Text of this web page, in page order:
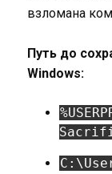
взломана
Путь до
Windows: